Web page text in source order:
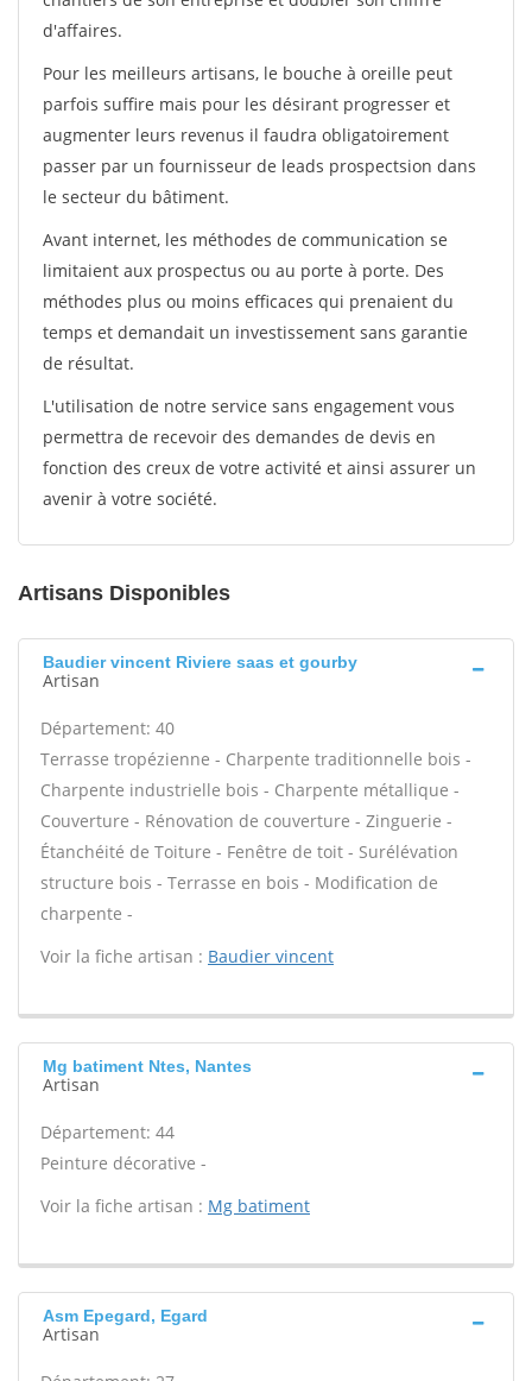
d'affaires.
Pour les meilleurs artisans, le bouche à oreille peut
parfois suffire mais pour les désirant progresser et
augmenter leurs revenus il faudra obligatoirement
passer par un fournisseur de leads prospectsion dans
le secteur du bâtiment.
Avant internet, les méthodes de communication se
limitaient aux prospectus ou au porte à porte. Des
méthodes plus ou moins efficaces qui prenaient du
temps et demandait un investissement sans garantie
de résultat.
L'utilisation de notre service sans engagement vous
permettra de recevoir des demandes de devis en
fonction des creux de votre activité et ainsi assurer un
avenir à votre société.
Artisans Disponibles
Baudier vincent Riviere saas et gourby
Artisan
Département: 40
Terrasse tropézienne - Charpente traditionnelle bois -
Charpente industrielle bois - Charpente métallique -
Couverture - Rénovation de couverture - Zinguerie -
Étanchéité de Toiture - Fenêtre de toit - Surélévation
structure bois - Terrasse en bois - Modification de
charpente -
Voir la fiche artisan : Baudier vincent
Mg batiment Ntes, Nantes
Artisan
Département: 44
Peinture décorative -
Voir la fiche artisan : Mg batiment
Asm Epegard, Egard
Artisan